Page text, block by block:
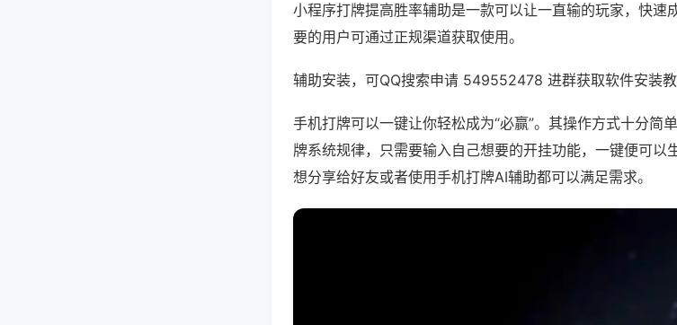
小程序打牌提高胜率辅助是一款可以让一直输的玩家，快速
要的用户可通过正规渠道获取使用。
辅助安装，可QQ搜索申请 549552478 进群获取软件安装
手机打牌可以一键让你轻松成为“必赢”。其操作方式十分简
牌系统规律，只需要输入自己想要的开挂功能，一键便可以
想分享给好友或者使用手机打牌AI辅助都可以满足需求。